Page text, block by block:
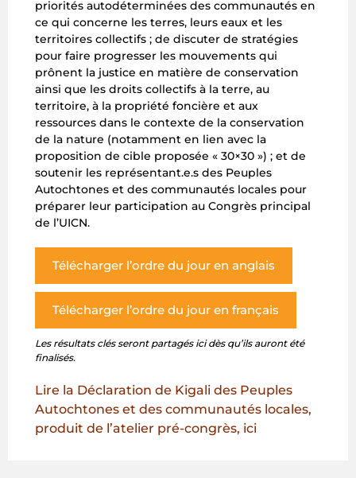
priorités autodéterminées des communautés en
ce qui concerne les terres, leurs eaux et les
territoires collectifs ; de discuter de stratégies
pour faire progresser les mouvements qui
prônent la justice en matière de conservation
ainsi que les droits collectifs à la terre, au
territoire, à la propriété foncière et aux
ressources dans le contexte de la conservation
de la nature (notamment en lien avec la
proposition de cible proposée « 30×30 ») ; et de
soutenir les représentant.e.s des Peuples
Autochtones et des communautés locales pour
préparer leur participation au Congrès principal
de l’UICN.
Télécharger l’ordre du jour en anglais
Télécharger l’ordre du jour en français
Les résultats clés seront partagés ici dès qu’ils auront été
finalisés.
Lire la Déclaration de Kigali des Peuples
Autochtones et des communautés locales,
produit de l’atelier pré-congrès, ici